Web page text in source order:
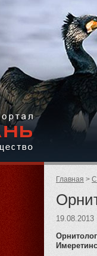
Главная
19.08.2013